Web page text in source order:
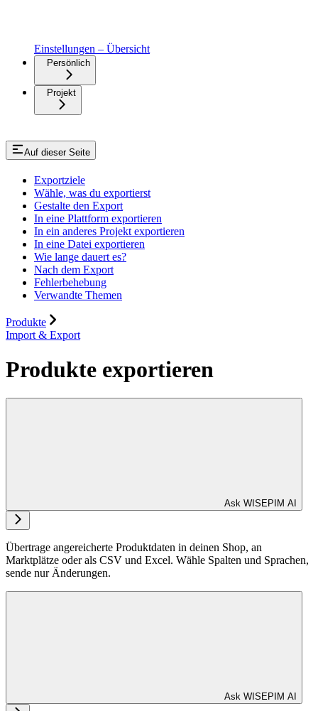
Einstellungen – Übersicht
Persönlich
Projekt
Auf dieser Seite
Exportziele
Wähle, was du exportierst
Gestalte den Export
In eine Plattform exportieren
In ein anderes Projekt exportieren
In eine Datei exportieren
Wie lange dauert es?
Nach dem Export
Fehlerbehebung
Verwandte Themen
Produkte
Import & Export
Produkte exportieren
Ask WISEPIM AI
Übertrage angereicherte Produktdaten in deinen Shop, an
Marktplätze oder als CSV und Excel. Wähle Spalten und Sprachen,
sende nur Änderungen.
Ask WISEPIM AI